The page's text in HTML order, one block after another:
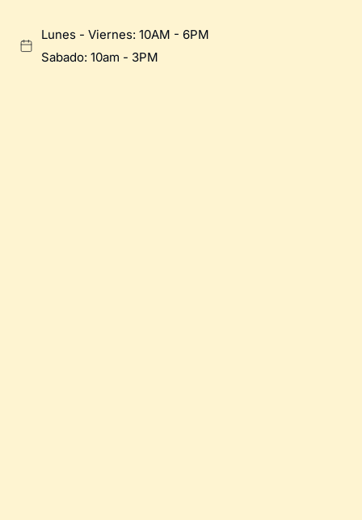
Lunes - Viernes: 10AM - 6PM
Sabado: 10am - 3PM